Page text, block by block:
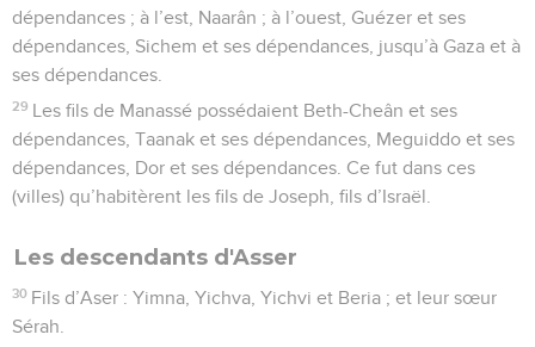
dépendances ; à l’est, Naarân ; à l’ouest, Guézer et ses
dépendances, Sichem et ses dépendances, jusqu’à Gaza et à
ses dépendances.
29 Les fils de Manassé possédaient Beth-Cheân et ses
dépendances, Taanak et ses dépendances, Meguiddo et ses
dépendances, Dor et ses dépendances. Ce fut dans ces
(villes) qu’habitèrent les fils de Joseph, fils d’Israël.
Les descendants d'Asser
30 Fils d’Aser : Yimna, Yichva, Yichvi et Beria ; et leur sœur
Sérah.